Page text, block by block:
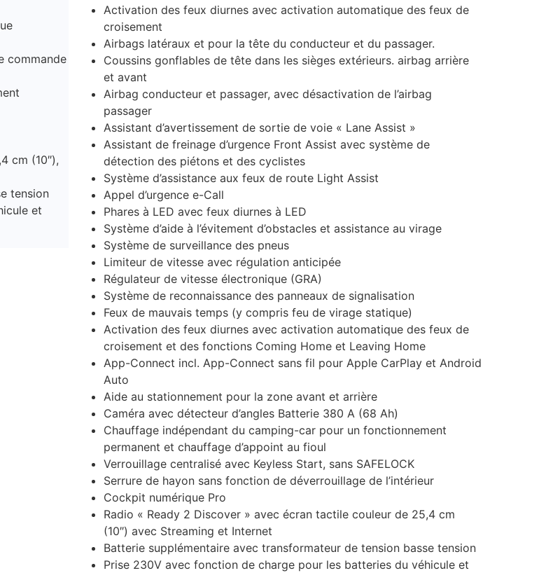
commande
cm (10″),
tension
et
Activation des feux diurnes avec activation automatique des feux de
croisement
Airbags latéraux et pour la tête du conducteur et du passager.
Coussins gonflables de tête dans les sièges extérieurs. airbag arrière
et avant
Airbag conducteur et passager, avec désactivation de l’airbag
passager
Assistant d’avertissement de sortie de voie « Lane Assist »
Assistant de freinage d’urgence Front Assist avec système de
détection des piétons et des cyclistes
Système d’assistance aux feux de route Light Assist
Appel d’urgence e-Call
Phares à LED avec feux diurnes à LED
Système d’aide à l’évitement d’obstacles et assistance au virage
Système de surveillance des pneus
Limiteur de vitesse avec régulation anticipée
Régulateur de vitesse électronique (GRA)
Système de reconnaissance des panneaux de signalisation
Feux de mauvais temps (y compris feu de virage statique)
Activation des feux diurnes avec activation automatique des feux de
croisement et des fonctions Coming Home et Leaving Home
App-Connect incl. App-Connect sans fil pour Apple CarPlay et Android
Auto
Aide au stationnement pour la zone avant et arrière
Caméra avec détecteur d’angles Batterie 380 A (68 Ah)
Chauffage indépendant du camping-car pour un fonctionnement
permanent et chauffage d’appoint au fioul
Verrouillage centralisé avec Keyless Start, sans SAFELOCK
Serrure de hayon sans fonction de déverrouillage de l’intérieur
Cockpit numérique Pro
Radio « Ready 2 Discover » avec écran tactile couleur de 25,4 cm
(10″) avec Streaming et Internet
Batterie supplémentaire avec transformateur de tension basse tension
Prise 230V avec fonction de charge pour les batteries du véhicule et